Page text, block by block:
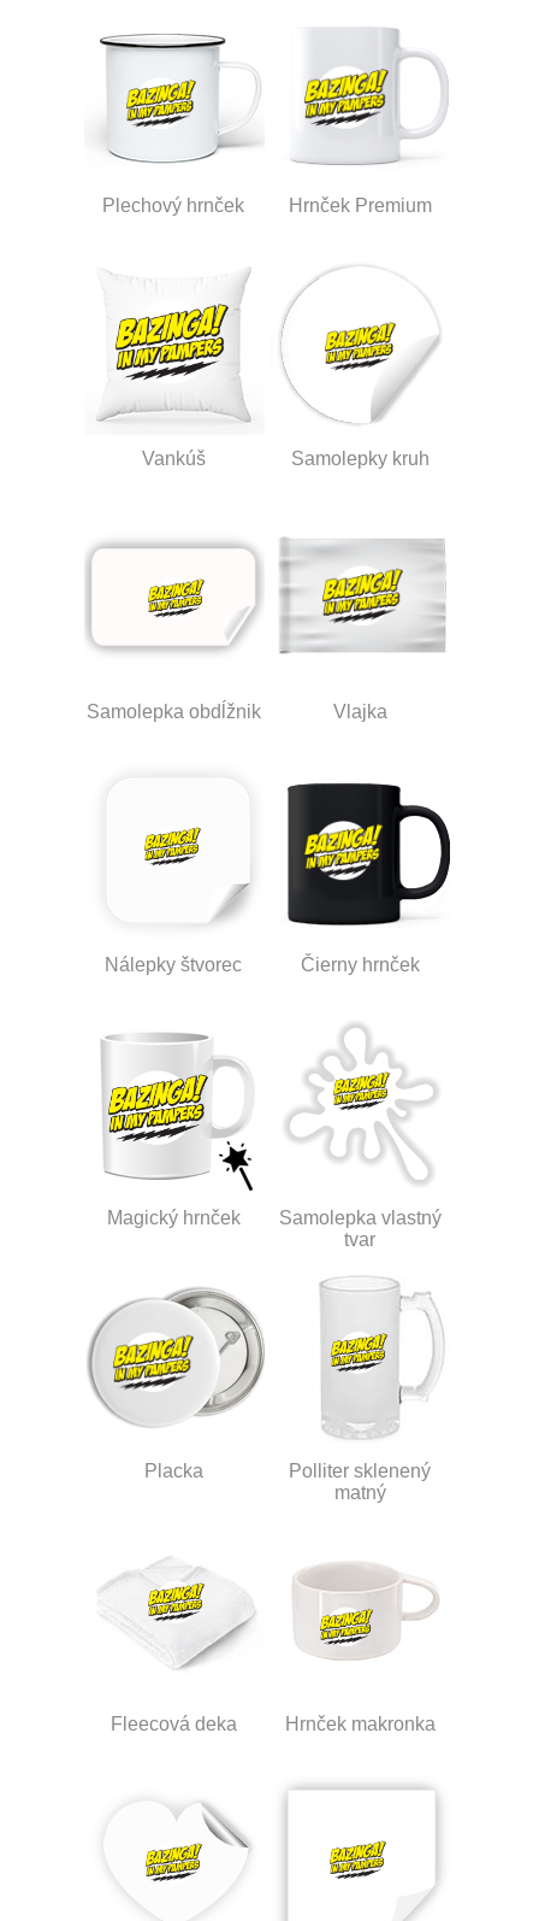
Plechový hrnček Hrnček Premium
Vankúš Samolepky kruh
Samolepka obdĺžnik Vlajka
Nálepky štvorec Čierny hrnček
Magický hrnček
Samolepka vlastný
tvar
Placka
Polliter sklenený
matný
Fleecová deka Hrnček makronka